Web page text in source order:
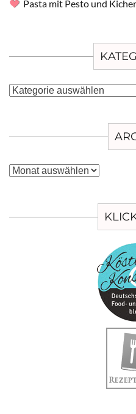
Pasta mit Pesto und
Kategorien
Archiv